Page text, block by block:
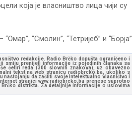
која је власништво лица чији су
“Смолин”, “Тетријеб” и “Борја”
redakcije. Radio Brčko dopušta ograničeno i
smiju prenijeti informacije iz pojedinih članaka sa
četiri reda (300 slovnih znakova), uz obavezno
tekst na web stranicu radiobrcko.ba, ukoliko s
nastojanju da zaštiti svoje intelektualno vlasništvo i
stranici www.radiobrcko.ba prenese suprotno
distrikta. Za detaljnije informacije o uslovima